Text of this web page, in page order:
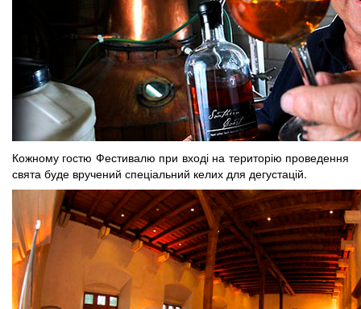
Кожному гостю Фестивалю при вході на територію проведення
свята буде вручений спеціальний келих для дегустацій.